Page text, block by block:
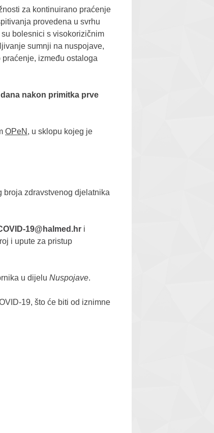
za kontinuirano praćenje
provedena u svrhu
bolesnici s visokorizičnim
sumnji na nuspojave,
između ostaloga
nakon primitka prve
OPeN , u sklopu kojeg je
broja zdravstvenog djelatnika
19@halmed.hr i
i upute za pristup
u dijelu Nuspojave.
19, što će biti od iznimne